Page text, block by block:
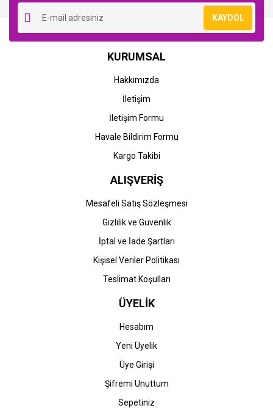
LBP325-MF540-MF542-
(LBP320-LBP325-MF540-
MF553) Muail Siyah Toner
1.143,48 TL
Canon CRG-056H
(LBP320-LBP325-MF540-
MF542-MF543-MF552-
Canon
Canon CRG-056L
MF542-MF543-MF552-
MF553) Muail Siyah Toner
KAYDOL
KURUMSAL
Hakkımızda
İletişim
İletişim Formu
Havale Bildirim Formu
Kargo Takibi
ALIŞVERİŞ
Mesafeli Satış Sözleşmesi
Gizlilik ve Güvenlik
İptal ve İade Şartları
Kişisel Veriler Politikası
Teslimat Koşulları
ÜYELİK
Hesabım
Yeni Üyelik
Üye Girişi
Şifremi Unuttum
Sepetiniz